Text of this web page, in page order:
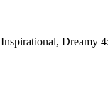
Dreamy